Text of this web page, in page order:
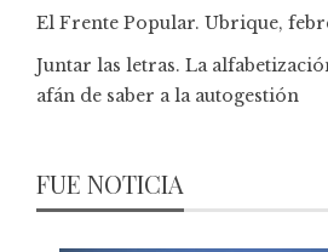
El Frente Popular. Ubrique,
Juntar las letras. La
afán de saber a la autogestión
FUE NOTICIA